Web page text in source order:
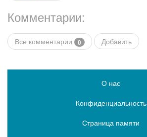
Комментарии:
Все комментарии 0 Добавить
О нас
Конфиденциальность
Страница памяти